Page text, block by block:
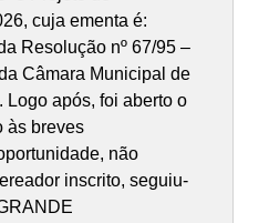
cuja ementa é:
Resolução nº 67/95 –
Câmara Municipal de
Logo após, foi aberto o
às breves
não
inscrito, seguiu-